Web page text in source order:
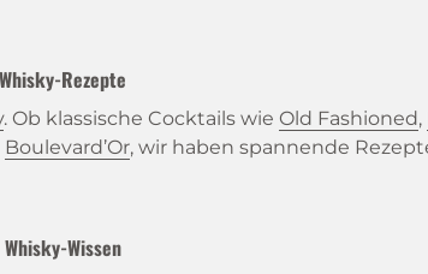
Whisky-Rezepte
. Ob klassische Cocktails wie Old Fashioned,
Boulevard’Or, wir haben spannende
Whisky-Wissen